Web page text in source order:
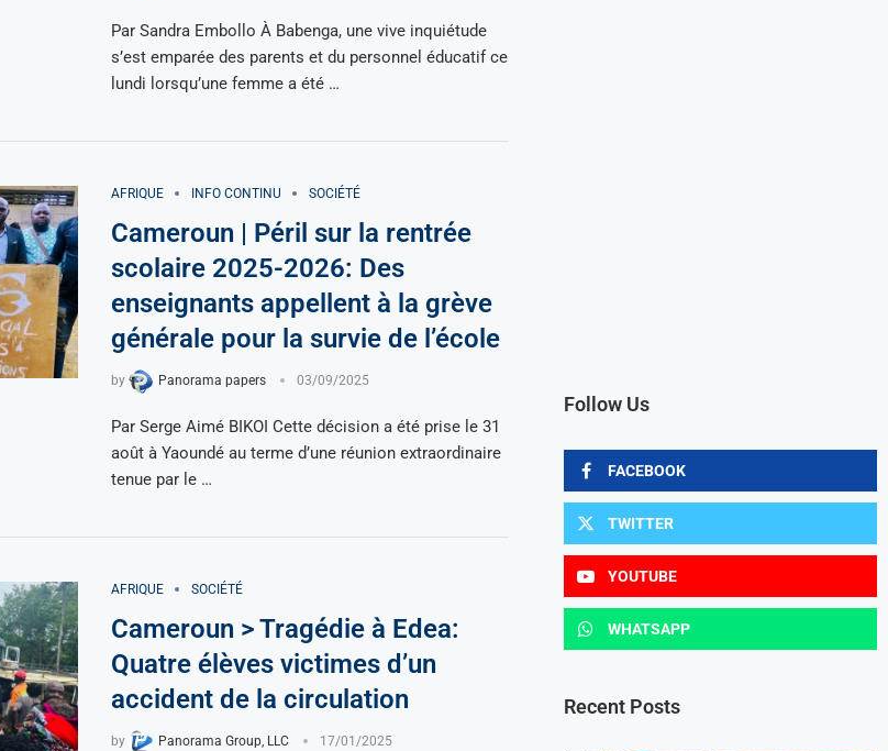
Par Sandra Embollo À Babenga, une vive inquiétude
s’est emparée des parents et du personnel éducatif ce
lundi lorsqu’une femme a été …
AFRIQUE INFO CONTINU SOCIÉTÉ
Cameroun | Péril sur la rentrée
scolaire 2025-2026: Des
enseignants appellent à la grève
générale pour la survie de l’école
by Panorama papers 03/09/2025
Par Serge Aimé BIKOI Cette décision a été prise le 31
août à Yaoundé au terme d’une réunion extraordinaire
tenue par le …
AFRIQUE SOCIÉTÉ
Cameroun > Tragédie à Edea:
Quatre élèves victimes d’un
accident de la circulation
by Panorama Group, LLC 17/01/2025
Follow Us
FACEBOOK
TWITTER
YOUTUBE
WHATSAPP
Recent Posts